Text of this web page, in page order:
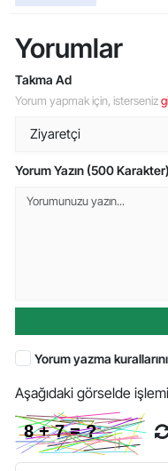
Yorumlar
Takma Ad
Yorum yapmak için, isterseniz
Yorum Yazın (500 Karakter)
Yorum yazma kurallarını
Aşağıdaki görselde